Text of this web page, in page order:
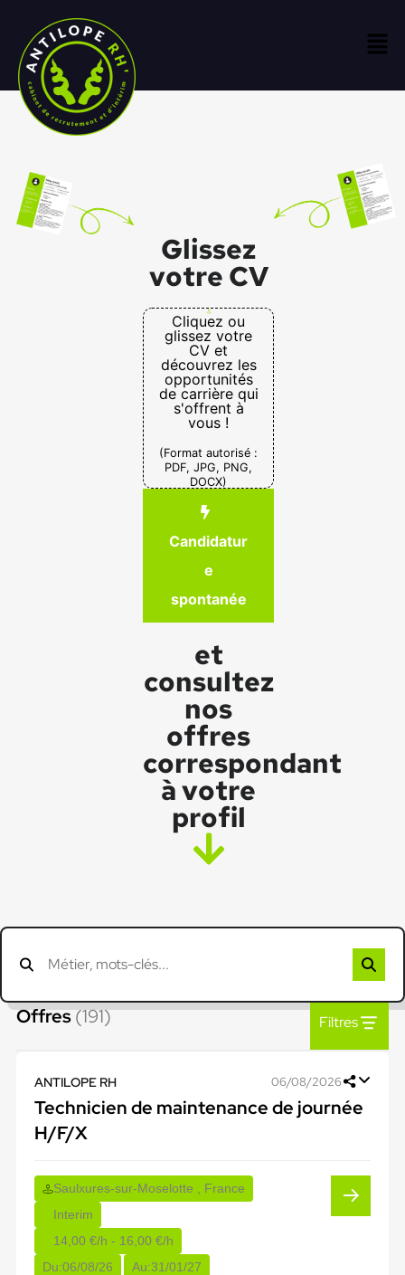
Glissez
votre CV
Cliquez ou
glissez votre
CV et
découvrez les
opportunités
de carrière qui
s'offrent à
vous !
(Format autorisé :
PDF, JPG, PNG,
DOCX)
Candidatur
e
spontanée
et
consultez
nos
offres
correspondant
à votre
profil
Offres(191) Filtres
ANTILOPE RH 06/08/2026
Technicien de maintenance de journée
H/F/X
Saulxures-sur-Moselotte , France
Interim
14,00 €/h - 16,00 €/h
Du:06/08/26 Au:31/01/27